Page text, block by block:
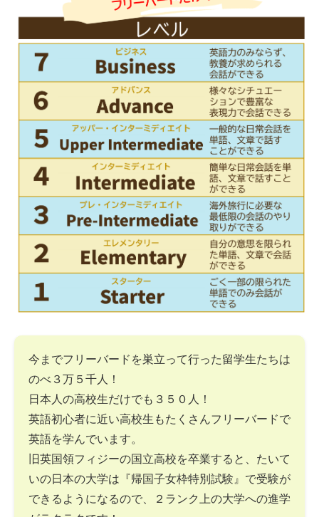
今までフリーバードを巣立って行った留学生たちは
のべ３万５千人！
日本人の高校生だけでも３５０人！
英語初心者に近い高校生もたくさんフリーバードで
英語を学んでいます。
旧英国領フィジーの国立高校を卒業すると、たいて
いの日本の大学は『帰国子女枠特別試験』で受験が
できるようになるので、２ランク上の大学への進学